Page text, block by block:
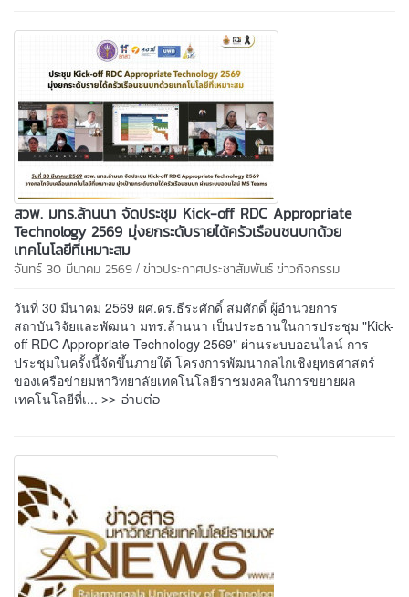
สวพ. มทร.ล้านนา จัดประชุม Kick-off RDC Appropriate
Technology 2569 มุ่งยกระดับรายได้ครัวเรือนชนบทด้วย
เทคโนโลยีที่เหมาะสม
จันทร์ 30 มีนาคม 2569 / ข่าวประกาศประชาสัมพันธ์ข่าวกิจกรรม
วันที่ 30 มีนาคม 2569 ผศ.ดร.ธีระศักดิ์ สมศักดิ์ ผู้อำนวยการ
สถาบันวิจัยและพัฒนา มทร.ล้านนา เป็นประธานในการประชุม "Kick-
off RDC Appropriate Technology 2569" ผ่านระบบออนไลน์ การ
ประชุมในครั้งนี้จัดขึ้นภายใต้ โครงการพัฒนากลไกเชิงยุทธศาสตร์
ของเครือข่ายมหาวิทยาลัยเทคโนโลยีราชมงคลในการขยายผล
เทคโนโลยีที่เ... >> อ่านต่อ